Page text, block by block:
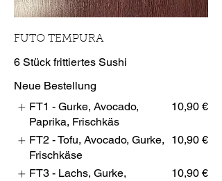
FUTO TEMPURA
6 Stück frittiertes Sushi
Neue Bestellung
FT1 - Gurke, Avocado,
Paprika, Frischkäs
10,90 €
FT2 - Tofu, Avocado, Gurke,
Frischkäse
10,90 €
FT3 - Lachs, Gurke,
10,90 €